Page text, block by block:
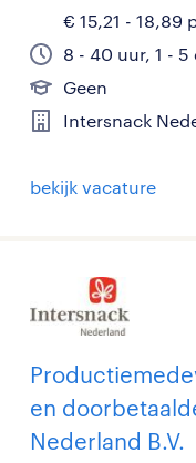
€ 15,21 - 18,89
8 - 40 uur, 1 - 5
Geen
Intersnack
bekijk vacature
en
Nederland B.V.